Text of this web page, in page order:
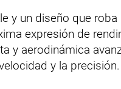
y un diseño que roba
expresión de
y aerodinámica
y la precisión.